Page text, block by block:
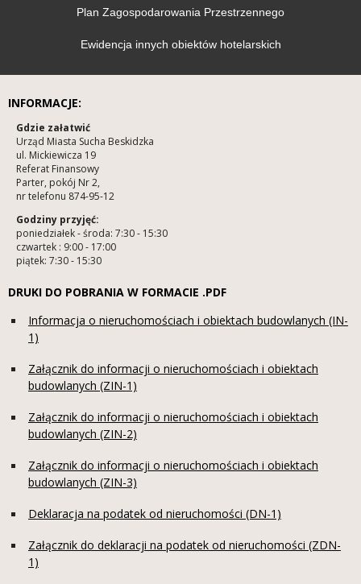
Plan Zagospodarowania Przestrzennego
Ewidencja innych obiektów hotelarskich
INFORMACJE:
Gdzie załatwić
Urząd Miasta Sucha Beskidzka
ul. Mickiewicza 19
Referat Finansowy
Parter, pokój Nr 2,
nr telefonu 874-95-12
Godziny przyjęć:
poniedziałek - środa: 7:30 - 15:30
czwartek : 9:00 - 17:00
piątek: 7:30 - 15:30
DRUKI DO POBRANIA W FORMACIE .PDF
Informacja o nieruchomościach i obiektach budowlanych (IN-
1)
Załącznik do informacji o nieruchomościach i obiektach
budowlanych (ZIN-1)
Załącznik do informacji o nieruchomościach i obiektach
budowlanych (ZIN-2)
Załącznik do informacji o nieruchomościach i obiektach
budowlanych (ZIN-3)
Deklaracja na podatek od nieruchomości (DN-1)
Załącznik do deklaracji na podatek od nieruchomości (ZDN-
1)